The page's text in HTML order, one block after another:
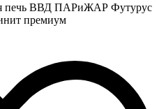
печь ВВД ПАРиЖАР Футурус
премиум